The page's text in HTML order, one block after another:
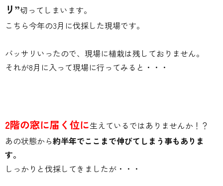
リ”切ってしまいます。
こちら今年の3月に伐採した現場です。
バッサリいったので、現場に植栽は残しておりません。
それが8月に入って現場に行ってみると・・・
2階の窓に届く位に生えているではありませんか！？
あの状態から約半年でここまで伸びてしまう事もありま
す。
しっかりと伐採してきましたが・・・